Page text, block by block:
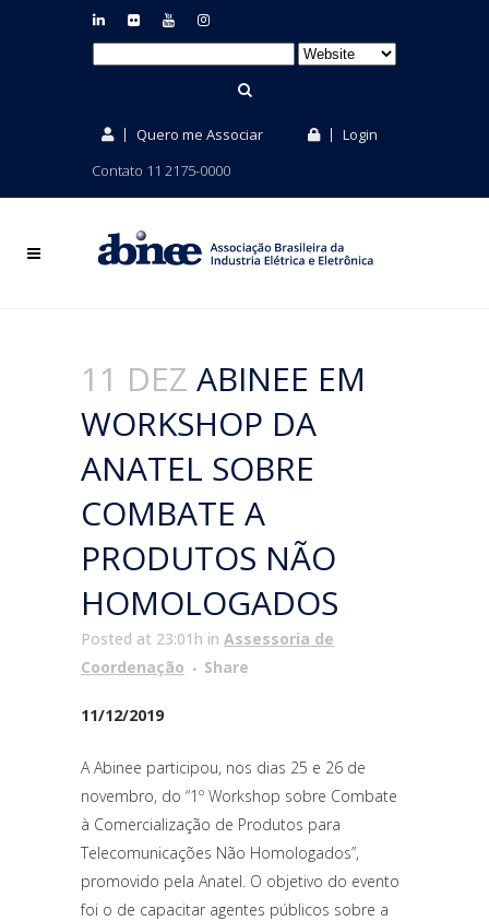
Quero me Associar
Login
Contato 11 2175-0000
11 DEZ ABINEE EM
WORKSHOP DA
ANATEL SOBRE
COMBATE A
PRODUTOS NÃO
HOMOLOGADOS
Posted at 23:01h in Assessoria de
Coordenação
Share
11/12/2019
A Abinee participou, nos dias 25 e 26 de
novembro, do “1º Workshop sobre Combate
à Comercialização de Produtos para
Telecomunicações Não Homologados”,
promovido pela Anatel. O objetivo do evento
foi o de capacitar agentes públicos sobre a